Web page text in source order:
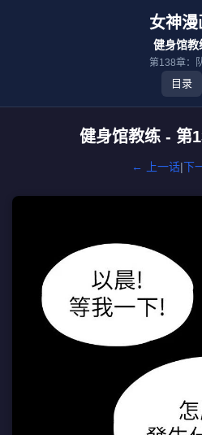
女神漫
健身馆教
第138章：
目录
健身馆教练 - 第
← 上一话|下